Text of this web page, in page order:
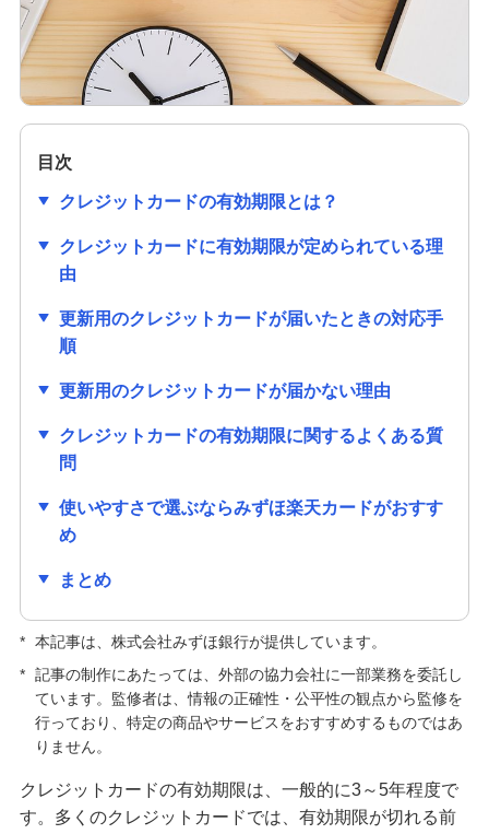
クレジットカードのセキュリティコードとは？役
割や確認方法、不正利用対策を解説
作り方、利用限度額についても解説
クレジットカードの審査項目は？時間や必要書
類、落ちる理由を解説
るの？流出リスクと対策も紹介
クレジットカードの有効期限はどのくらい？更新
時の手続きも分かりやすく紹介
クレジットカードの種類はどう選ぶ？主な種類や
クレジットカードの手数料が発生するのはどんな
キャッシュカードとクレジットカードの違いは？
役割や使い分ける方法も解説
クレジットカードの解約前に確認すること・手続
方法は？メリット・デメリットも解説
クレジットカードの更新時にするべきことは？新
しいカードが届かない原因も解説
目次
クレジットカードの有効期限とは？
クレジットカードに有効期限が定められている理
由
更新用のクレジットカードが届いたときの対応手
順
更新用のクレジットカードが届かない理由
クレジットカードの有効期限に関するよくある質
問
使いやすさで選ぶならみずほ楽天カードがおすす
め
まとめ
* 本記事は、株式会社みずほ銀行が提供しています。
* 記事の制作にあたっては、外部の協力会社に一部業務を委託し
ています。監修者は、情報の正確性・公平性の観点から監修を
行っており、特定の商品やサービスをおすすめするものではあ
りません。
クレジットカードの有効期限は、一般的に3～5年程度で
す。多くのクレジットカードでは、有効期限が切れる前